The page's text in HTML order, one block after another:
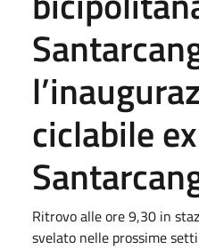
ciclabile
Ritrovo alle ore 9,30 in
svelato nelle prossime